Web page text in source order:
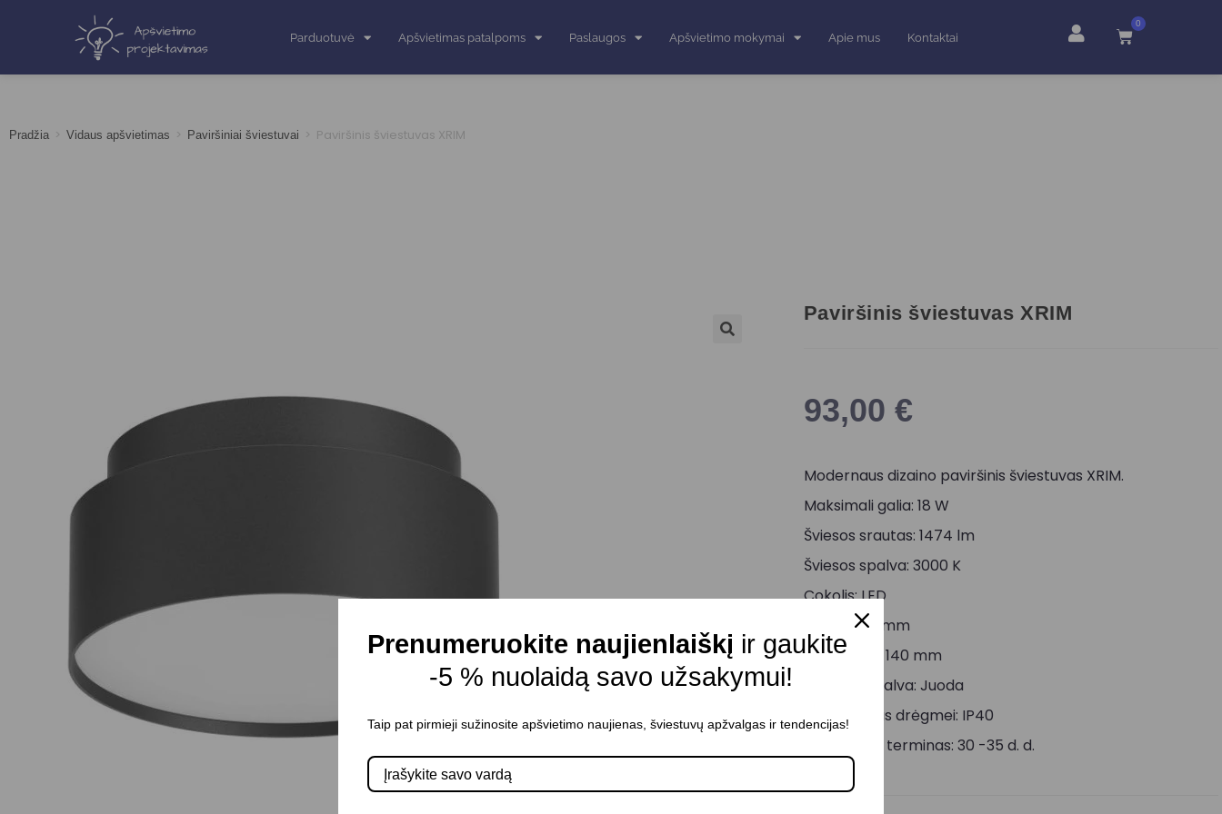
Parduotuvė Apšvietimas patalpoms Paslaugos Apšvietimo mokymai Apie mus Kontaktai
0
Pradžia > Vidaus apšvietimas > Paviršiniai šviestuvai > Paviršinis šviestuvas XRIM
Paviršinis šviestuvas XRIM
93,00 €
Modernaus dizaino paviršinis šviestuvas XRIM.
Maksimali galia: 18 W
Šviesos srautas: 1474 lm
Šviesos spalva: 3000 K
Cokolis: LED
Aukštis: 72 mm
Diametras: 140 mm
Korpuso spalva: Juoda
Atsparumas drėgmei: IP40
Pristatymo terminas: 30 -35 d. d.
Prenumeruokite naujienlaiškį ir gaukite
-5 % nuolaidą savo užsakymui!
Taip pat pirmieji sužinosite apšvietimo naujienas, šviestuvų apžvalgas ir tendencijas!